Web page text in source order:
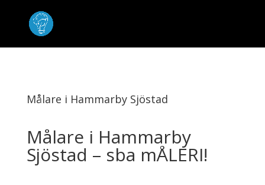
Målare i Hammarby Sjöstad
Målare i Hammarby
Sjöstad – sba mÅLERI!